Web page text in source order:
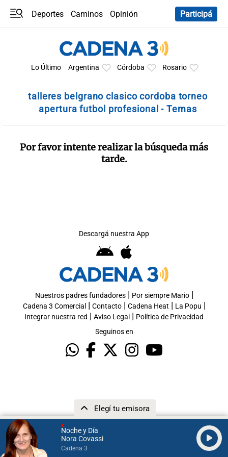
Noche y Día
Nora Covassi
Cadena 3
Elegí tu emisora
Deportes Caminos
Opinión
Participá
Lo Último Argentina Córdoba Rosario
talleres belgrano clasico cordoba torneo
apertura futbol profesional - Temas
Por favor intente realizar la búsqueda más
tarde.
Descargá nuestra App
Nuestros padres fundadores| Por siempre Mario|
Cadena 3 Comercial | Contacto| Cadena Heat | La Popu |
Integrar nuestra red | Aviso Legal | Política de Privacidad
Seguinos en